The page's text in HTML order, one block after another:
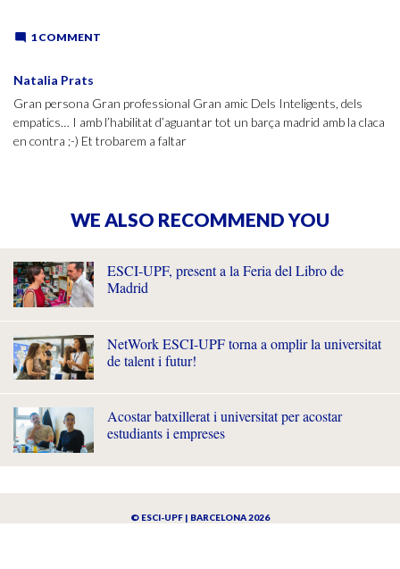
1 COMMENT
Natalia Prats
Gran persona Gran professional Gran amic Dels Inteligents, dels
empatics… I amb l’habilitat d’aguantar tot un barça madrid amb la claca
en contra ;-) Et trobarem a faltar
WE ALSO RECOMMEND YOU
ESCI-UPF, present a la Feria del Libro de
Madrid
NetWork ESCI-UPF torna a omplir la universitat
de talent i futur!
Acostar batxillerat i universitat per acostar
estudiants i empreses
© ESCI-UPF | BARCELONA 2026